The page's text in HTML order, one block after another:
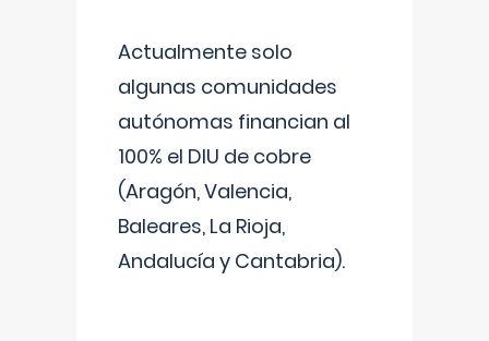
Actualmente solo
algunas comunidades
autónomas financian al
100% el DIU de cobre
(Aragón, Valencia,
Baleares, La Rioja,
Andalucía y Cantabria).